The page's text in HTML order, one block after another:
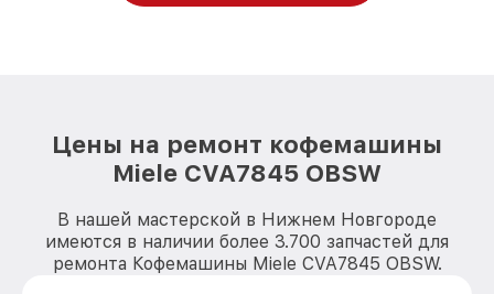
Цены на ремонт кофемашины
Miele CVA7845 OBSW
В нашей мастерской в Нижнем Новгороде
имеются в наличии более 3.700 запчастей для
ремонта Кофемашины Miele CVA7845 OBSW.